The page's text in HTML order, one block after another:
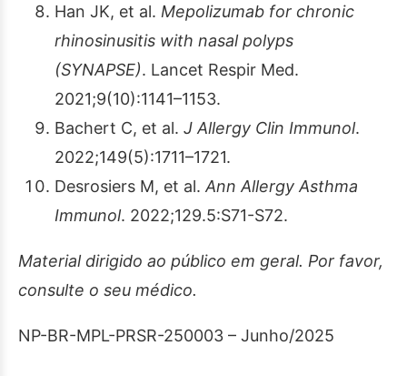
Han JK, et al. Mepolizumab for chronic
rhinosinusitis with nasal polyps
(SYNAPSE). Lancet Respir Med.
2021;9(10):1141–1153.
Bachert C, et al. J Allergy Clin Immunol.
2022;149(5):1711–1721.
Desrosiers M, et al. Ann Allergy Asthma
Immunol. 2022;129.5:S71-S72.
Material dirigido ao público em geral. Por favor,
consulte o seu médico.
NP-BR-MPL-PRSR-250003 – Junho/2025